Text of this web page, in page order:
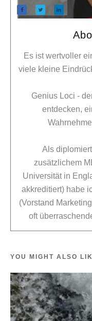
Es ist wertvoller
viele kleine
Genius Loci -
entdecken,
Als
zusätzlichem
Universität in
akkreditiert) habe
(Vorstand
oft
YOU MIGHT ALSO